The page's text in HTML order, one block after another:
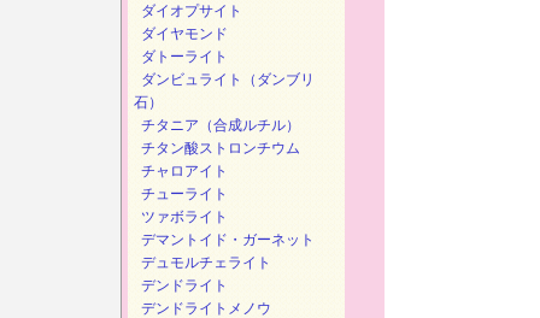
ダイオプサイト
ダイヤモンド
ダトーライト
ダンビュライト（ダンブリ
石）
チタニア（合成ルチル）
チタン酸ストロンチウム
チャロアイト
チューライト
ツァボライト
デマントイド・ガーネット
デュモルチェライト
デンドライト
デンドライトメノウ